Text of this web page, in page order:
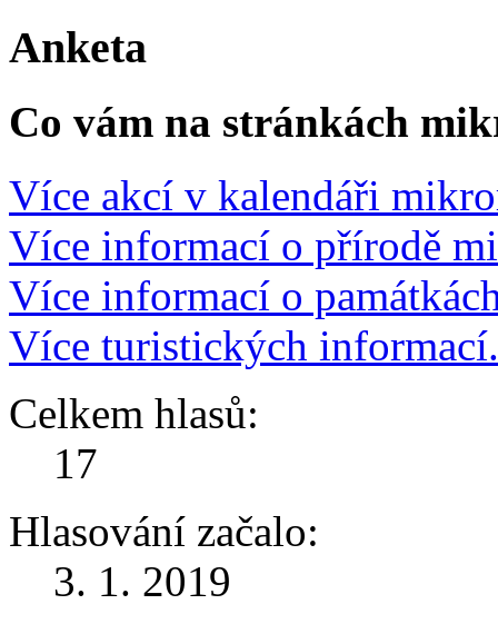
Anketa
Co vám na stránkách
Více akcí v kalendáři
Více informací o přírodě
Více informací o
Více turistických
Celkem hlasů:
17
Hlasování začalo:
3. 1. 2019